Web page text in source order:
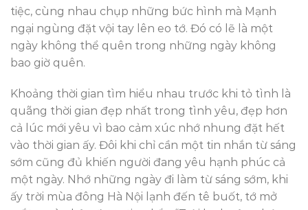
tiệc, cùng nhau chụp những bức hình mà Mạnh
ngại ngùng đặt vội tay lên eo tớ. Đó có lẽ là một
ngày không thể quên trong những ngày không
bao giờ quên.
Khoảng thời gian tìm hiểu nhau trước khi tỏ tình là
quãng thời gian đẹp nhất trong tình yêu, đẹp hơn
cả lúc mới yêu vì bao cảm xúc nhớ nhung đặt hết
vào thời gian ấy. Đôi khi chỉ cần một tin nhắn từ sáng
sớm cũng đủ khiến người đang yêu hạnh phúc cả
một ngày. Nhớ những ngày đi làm từ sáng sớm, khi
ấy trời mùa đông Hà Nội lạnh đến tê buốt, tớ mở